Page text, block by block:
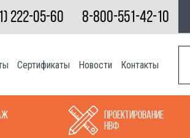
222-05-60 8-800-551-42-10
Сертификаты Новости Контакты
Проектирование
НВФ